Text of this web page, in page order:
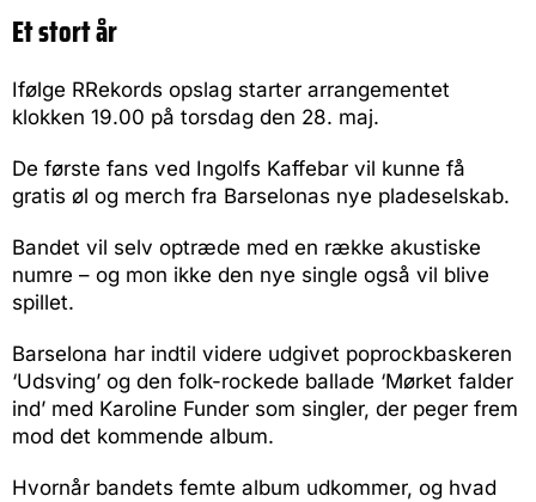
Et stort år
Ifølge RRekords opslag starter arrangementet
klokken 19.00 på torsdag den 28. maj.
De første fans ved Ingolfs Kaffebar vil kunne få
gratis øl og merch fra Barselonas nye pladeselskab.
Bandet vil selv optræde med en række akustiske
numre – og mon ikke den nye single også vil blive
spillet.
Barselona har indtil videre udgivet poprockbaskeren
‘Udsving’ og den folk-rockede ballade ‘Mørket falder
ind’ med Karoline Funder som singler, der peger frem
mod det kommende album.
Hvornår bandets femte album udkommer, og hvad